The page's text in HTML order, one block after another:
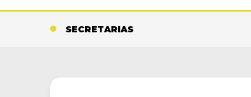
SECRETARIAS